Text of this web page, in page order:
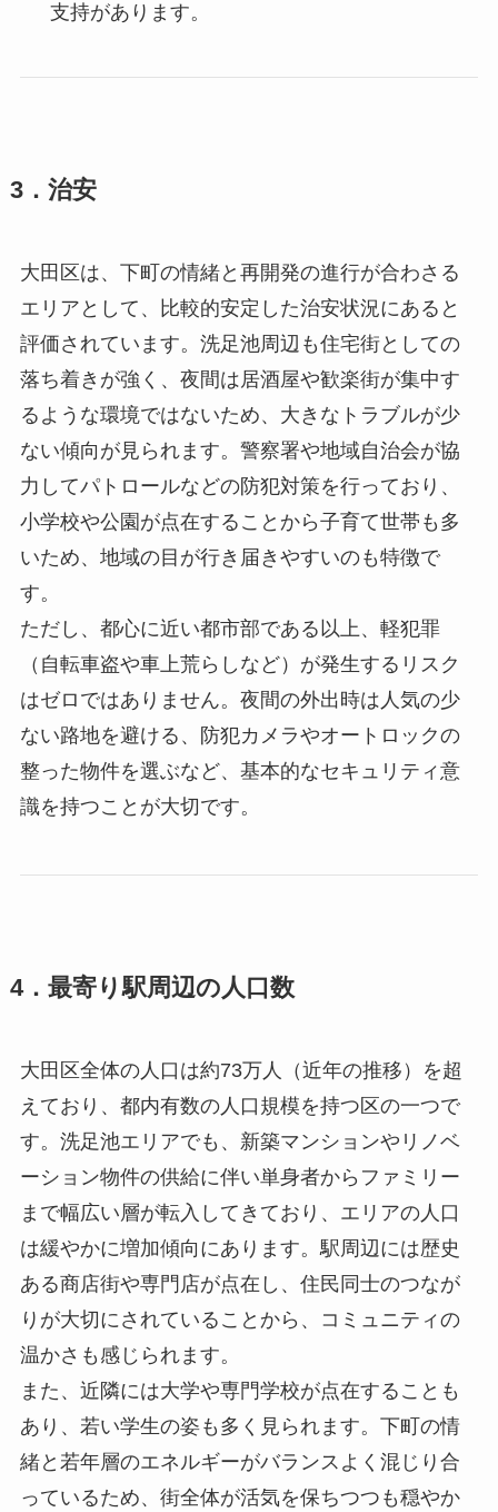
支持があります。
3．治安
大田区は、下町の情緒と再開発の進行が合わさる
エリアとして、比較的安定した治安状況にあると
評価されています。洗足池周辺も住宅街としての
落ち着きが強く、夜間は居酒屋や歓楽街が集中す
るような環境ではないため、大きなトラブルが少
ない傾向が見られます。警察署や地域自治会が協
力してパトロールなどの防犯対策を行っており、
小学校や公園が点在することから子育て世帯も多
いため、地域の目が行き届きやすいのも特徴で
す。
ただし、都心に近い都市部である以上、軽犯罪
（自転車盗や車上荒らしなど）が発生するリスク
はゼロではありません。夜間の外出時は人気の少
ない路地を避ける、防犯カメラやオートロックの
整った物件を選ぶなど、基本的なセキュリティ意
識を持つことが大切です。
4．最寄り駅周辺の人口数
大田区全体の人口は約73万人（近年の推移）を超
えており、都内有数の人口規模を持つ区の一つで
す。洗足池エリアでも、新築マンションやリノベ
ーション物件の供給に伴い単身者からファミリー
まで幅広い層が転入してきており、エリアの人口
は緩やかに増加傾向にあります。駅周辺には歴史
ある商店街や専門店が点在し、住民同士のつなが
りが大切にされていることから、コミュニティの
温かさも感じられます。
また、近隣には大学や専門学校が点在することも
あり、若い学生の姿も多く見られます。下町の情
緒と若年層のエネルギーがバランスよく混じり合
っているため、街全体が活気を保ちつつも穏やか